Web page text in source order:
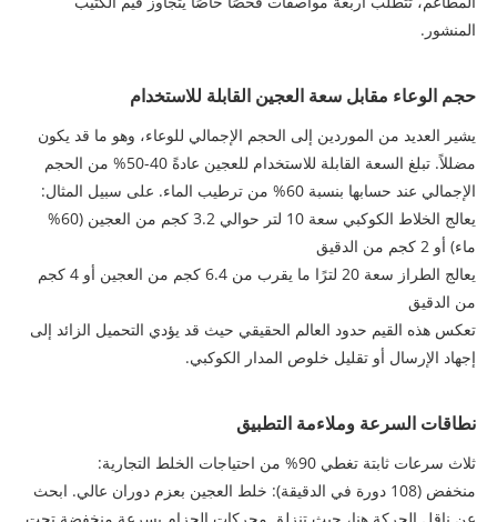
المنشور.
حجم الوعاء مقابل سعة العجين القابلة للاستخدام
يشير العديد من الموردين إلى الحجم الإجمالي للوعاء، وهو ما قد يكون
مضللاً. تبلغ السعة القابلة للاستخدام للعجين عادةً 40-50% من الحجم
الإجمالي عند حسابها بنسبة 60% من ترطيب الماء. على سبيل المثال:
يعالج الخلاط الكوكبي سعة 10 لتر حوالي 3.2 كجم من العجين (60%
ماء) أو 2 كجم من الدقيق
يعالج الطراز سعة 20 لترًا ما يقرب من 6.4 كجم من العجين أو 4 كجم
من الدقيق
تعكس هذه القيم حدود العالم الحقيقي حيث قد يؤدي التحميل الزائد إلى
إجهاد الإرسال أو تقليل خلوص المدار الكوكبي.
نطاقات السرعة وملاءمة التطبيق
ثلاث سرعات ثابتة تغطي 90% من احتياجات الخلط التجارية:
منخفض (108 دورة في الدقيقة): خلط العجين بعزم دوران عالي. ابحث